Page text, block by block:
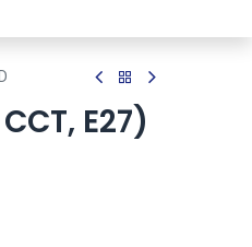
E27)